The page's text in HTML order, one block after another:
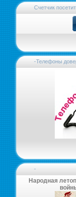
Счетчик
-Телефоны
-
Народная